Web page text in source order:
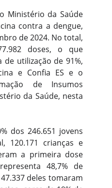
Ministério da Saúde
contra a dengue,
de 2024. No total,
doses, o que
utilização de 91%,
e Confia ES e o
de Insumos
da Saúde, nesta
dos 246.651 jovens
120.171 crianças e
a primeira dose
48,7% de
deles tomaram